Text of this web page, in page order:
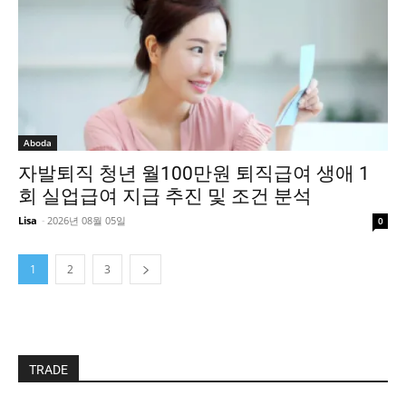
Aboda
자발퇴직 청년 월100만원 퇴직급여 생애 1
회 실업급여 지급 추진 및 조건 분석
Lisa - 2026년 08월 05일 0
1 2 3
TRADE